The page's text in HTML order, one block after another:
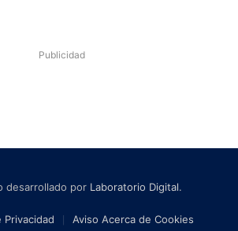
Publicidad
desarrollado por Laboratorio Digital.
Privacidad Aviso Acerca de Cookies